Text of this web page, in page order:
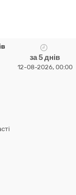
за 5 днів
12-08-2026, 00:00